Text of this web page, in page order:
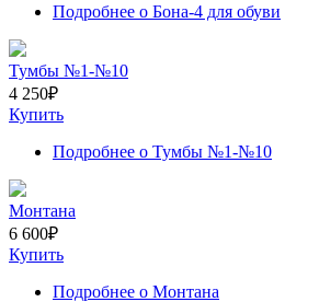
Подробнее о Бона-4 для обуви
Тумбы №1-№10
4 250₽
Купить
Подробнее о Тумбы №1-№10
Монтана
6 600₽
Купить
Подробнее о Монтана